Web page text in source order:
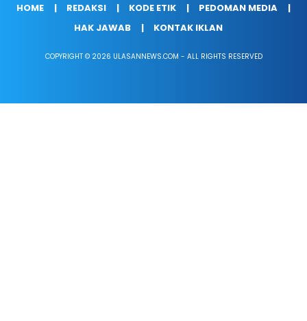
HOME REDAKSI KODE ETIK
PEDOMAN MEDIA
HAK JAWAB
KONTAK IKLAN
COPYRIGHT © 2026 ULASANNEWS.COM - ALL RIGHTS RESERVED